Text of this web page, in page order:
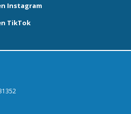
Instagram
TikTok